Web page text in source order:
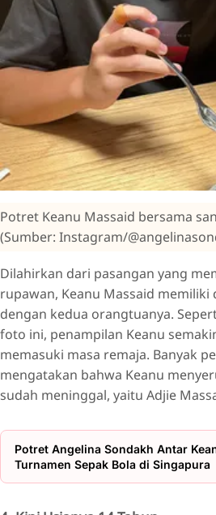
Potret Keanu Massaid bersama
(Sumber: Instagram/
Dilahirkan dari pasangan yang
rupawan, Keanu Massaid memiliki
dengan kedua orangtuanya.
foto ini, penampilan Keanu
memasuki masa remaja. Banyak
mengatakan bahwa Keanu
sudah meninggal, yaitu Adjie
Potret Angelina Sondakh Antar
Turnamen Sepak Bola di Singapura